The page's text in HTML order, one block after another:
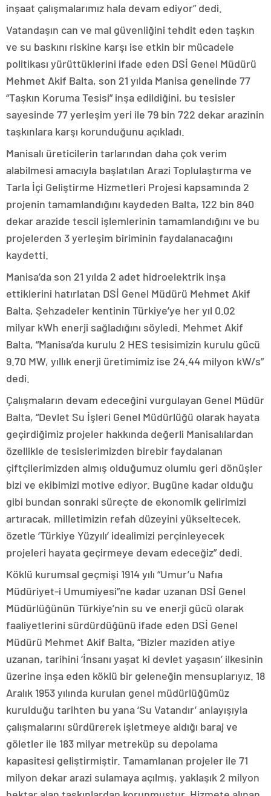
inşaat çalışmalarımız hala devam ediyor” dedi.
Vatandaşın can ve mal güvenliğini tehdit eden taşkın
ve su baskını riskine karşı ise etkin bir mücadele
politikası yürüttüklerini ifade eden DSİ Genel Müdürü
Mehmet Akif Balta, son 21 yılda Manisa genelinde 77
“Taşkın Koruma Tesisi” inşa edildiğini, bu tesisler
sayesinde 77 yerleşim yeri ile 79 bin 722 dekar arazinin
taşkınlara karşı korunduğunu açıkladı.
Manisalı üreticilerin tarlarından daha çok verim
alabilmesi amacıyla başlatılan Arazi Toplulaştırma ve
Tarla İçi Geliştirme Hizmetleri Projesi kapsamında 2
projenin tamamlandığını kaydeden Balta, 122 bin 840
dekar arazide tescil işlemlerinin tamamlandığını ve bu
projelerden 3 yerleşim biriminin faydalanacağını
kaydetti.
Manisa’da son 21 yılda 2 adet hidroelektrik inşa
ettiklerini hatırlatan DSİ Genel Müdürü Mehmet Akif
Balta, Şehzadeler kentinin Türkiye’ye her yıl 0.02
milyar kWh enerji sağladığını söyledi. Mehmet Akif
Balta, “Manisa’da kurulu 2 HES tesisimizin kurulu gücü
9.70 MW, yıllık enerji üretimimiz ise 24.44 milyon kW/s”
dedi.
Çalışmaların devam edeceğini vurgulayan Genel Müdür
Balta, “Devlet Su İşleri Genel Müdürlüğü olarak hayata
geçirdiğimiz projeler hakkında değerli Manisalılardan
özellikle de tesislerimizden birebir faydalanan
çiftçilerimizden almış olduğumuz olumlu geri dönüşler
bizi ve ekibimizi motive ediyor. Bugüne kadar olduğu
gibi bundan sonraki süreçte de ekonomik gelirimizi
artıracak, milletimizin refah düzeyini yükseltecek,
özetle ‘Türkiye Yüzyılı’ idealimizi perçinleyecek
projeleri hayata geçirmeye devam edeceğiz” dedi.
Köklü kurumsal geçmişi 1914 yılı “Umur’u Nafıa
Müdüriyet-i Umumiyesi”ne kadar uzanan DSİ Genel
Müdürlüğünün Türkiye’nin su ve enerji gücü olarak
faaliyetlerini sürdürdüğünü ifade eden DSİ Genel
Müdürü Mehmet Akif Balta, “Bizler maziden atiye
uzanan, tarihini ‘İnsanı yaşat ki devlet yaşasın’ ilkesinin
üzerine inşa eden köklü bir geleneğin mensuplarıyız. 18
Aralık 1953 yılında kurulan genel müdürlüğümüz
kurulduğu tarihten bu yana ‘Su Vatandır’ anlayışıyla
çalışmalarını sürdürerek işletmeye aldığı baraj ve
göletler ile 183 milyar metreküp su depolama
kapasitesi geliştirmiştir. Tamamlanan projeler ile 71
milyon dekar arazi sulamaya açılmış, yaklaşık 2 milyon